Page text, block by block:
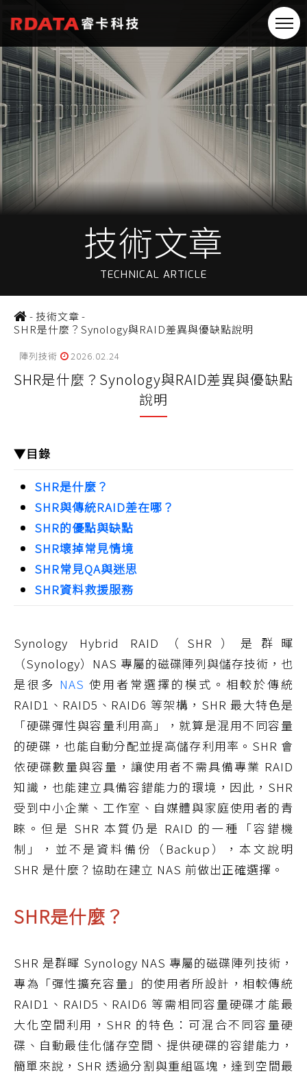
技術文章
TECHNICAL ARTICLE
- 技術文章-
SHR是什麼？Synology與RAID差異與優缺點說明
陣列技術 2026.02.24
SHR是什麼？Synology與RAID差異與優缺點
說明
▼目錄
SHR是什麼？
SHR與傳統RAID差在哪？
SHR的優點與缺點
SHR壞掉常見情境
SHR常見QA與迷思
SHR資料救援服務
Synology Hybrid RAID（SHR）是群暉
（Synology）NAS 專屬的磁碟陣列與儲存技術，也
是很多 NAS 使用者常選擇的模式。相較於傳統
RAID1、RAID5、RAID6 等架構，SHR 最大特色是
「硬碟彈性與容量利用高」，就算是混用不同容量
的硬碟，也能自動分配並提高儲存利用率。SHR 會
依硬碟數量與容量，讓使用者不需具備專業 RAID
知識，也能建立具備容錯能力的環境，因此，SHR
受到中小企業、工作室、自媒體與家庭使用者的青
睞。但是 SHR 本質仍是 RAID 的一種「容錯機
制」，並不是資料備份（Backup），本文說明
SHR 是什麼？協助在建立 NAS 前做出正確選擇。
SHR是什麼？
SHR 是群暉 Synology NAS 專屬的磁碟陣列技術，
專為「彈性擴充容量」的使用者所設計，相較傳統
RAID1、RAID5、RAID6 等需相同容量硬碟才能最
大化空間利用，SHR 的特色：可混合不同容量硬
碟、自動最佳化儲存空間、提供硬碟的容錯能力，
簡單來說，SHR 透過分割與重組區塊，達到空間最